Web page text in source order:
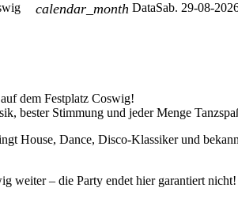
calendar_month DataSab. 29-08-
dem Festplatz Coswig!
bester Stimmung und jeder Menge
House, Dance, Disco-Klassiker und
weiter – die Party endet hier garantiert